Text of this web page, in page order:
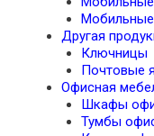
Мобильные
Другая
Ключницы
Почтовые
Офисная
Шкафы
Тумбы